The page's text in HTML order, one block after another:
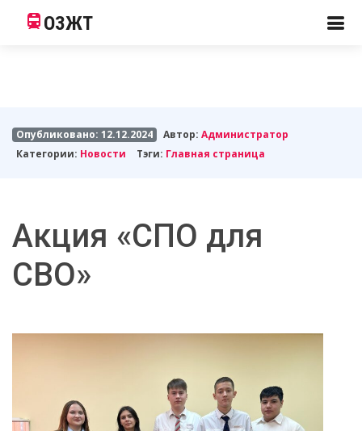
ОЗЖТ
Опубликовано: 12.12.2024 Автор:Администратор
Категории: Новости Тэги: Главная страница
Акция «СПО для
СВО»